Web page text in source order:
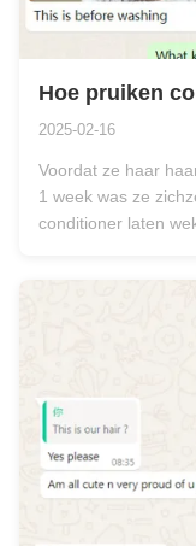
Hoe pruiken
2025-02-16
Voordat ze haar
1 week was ze
conditioner laten
helemaal droog,